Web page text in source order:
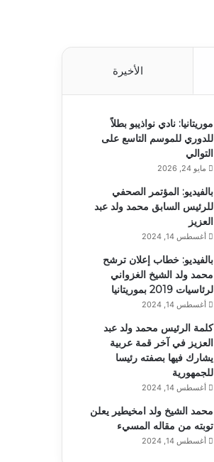
الأخيرة
موريتانيا: نادي نواذيبو بطلاً
للدوري للموسم التاسع على
التوالي
مايو 24, 2026
بالفيديو: المؤتمر الصحفي
للرئيس السابق محمد ولد عبد
العزيز
أغسطس 14, 2024
بالفيديو: خطاب إعلان ترشح
محمد ولد الشيخ الغزواني
لرئاسيات 2019 بموريتانيا
أغسطس 14, 2024
كلمة الرئيس محمد ولد عبد
العزيز في آخر قمة عربية
يشارك فيها بصفته رئيسا
للجمهورية
أغسطس 14, 2024
محمد الشيخ ولد امخيطير يعلن
توبته من مقاله المسيء
أغسطس 14, 2024